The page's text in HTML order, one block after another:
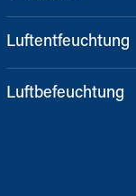
Luftentfeuchtung
Luftbefeuchtung